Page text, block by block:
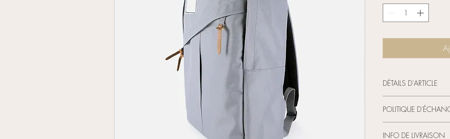
DÉTAILS D'ARTICLE
taille, matière et autres
idéal pour expliquer
clients.
POLITIQUE
INFO DE LIVRAISON